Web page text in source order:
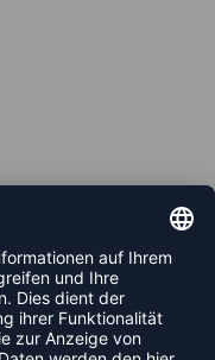
VERPASSE KEINE